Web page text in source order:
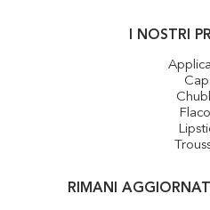
I NOSTRI
RIMANI